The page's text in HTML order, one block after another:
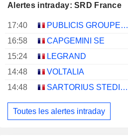
Alertes intraday: SRD France
17:40 PUBLICIS GROUPE S.A.
16:58
CAPGEMINI SE
15:24
LEGRAND
14:48
VOLTALIA
14:48
SARTORIUS STEDIM BIOTECH
Toutes les alertes intraday